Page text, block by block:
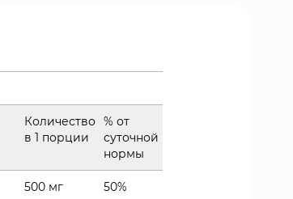
Количество
в 1 порции
% от
суточной
нормы
500 мг 50%